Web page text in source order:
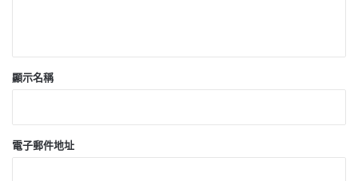
顯示名稱
電子郵件地址